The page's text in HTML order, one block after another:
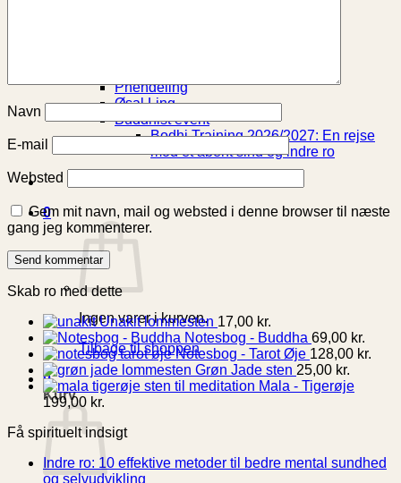
Phendeling
Øsal Ling
Buddhist event
Bodhi Training 2026/2027: En rejse
mod et åbent sind og indre ro
0
Ingen varer i kurven.
Tilbage til shoppen
0
Kurv
Navn
E-mail
Websted
Gem mit navn, mail og websted i denne browser til næste
gang jeg kommenterer.
Skab ro med dette
Unakit lommesten 17,00 kr.
Notesbog - Buddha 69,00 kr.
Notesbog - Tarot Øje 128,00 kr.
Grøn Jade sten 25,00 kr.
Mala - Tigerøje
199,00 kr.
Få spirituelt indsigt
Indre ro: 10 effektive metoder til bedre mental sundhed
og selvudvikling